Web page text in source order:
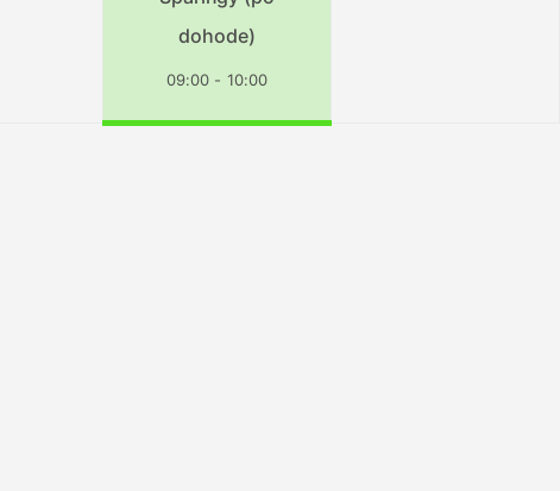
dohode)
09:00 - 10:00